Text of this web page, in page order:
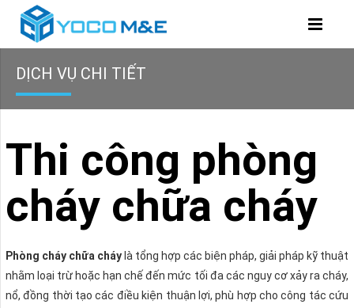
DỊCH VỤ CHI TIẾT
Thi công phòng
cháy chữa cháy
Phòng cháy chữa cháy là tổng hợp các biện pháp, giải pháp kỹ thuật
nhằm loại trừ hoặc hạn chế đến mức tối đa các nguy cơ xảy ra cháy,
nổ, đồng thời tạo các điều kiện thuận lợi, phù hợp cho công tác cứu